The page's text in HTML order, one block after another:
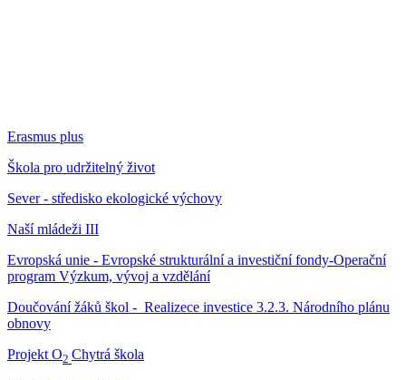
Erasmus plus
Škola pro udržitelný život
Sever - středisko ekologické výchovy
Naší mládeži III
Evropská unie - Evropské strukturální a investiční fondy-Operační
program Výzkum, vývoj a vzdělání
Doučování žáků škol - Realizece investice 3.2.3. Národního plánu
obnovy
Projekt O2 Chytrá škola